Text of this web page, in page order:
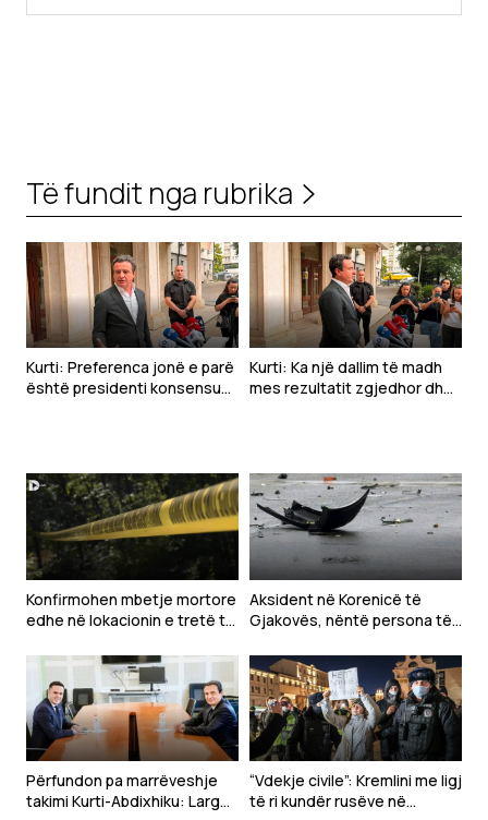
Të fundit nga rubrika
Kurti: Preferenca jonë e parë
është presidenti konsensual,
Kurti: Ka një dallim të madh
mes rezultatit zgjedhor dhe
Konfirmohen mbetje mortore
edhe në lokacionin e tretë të
Aksident në Korenicë të
Gjakovës, nëntë persona të
Përfundon pa marrëveshje
takimi Kurti-Abdixhiku: Larg
“Vdekje civile”: Kremlini me ligj
të ri kundër rusëve në